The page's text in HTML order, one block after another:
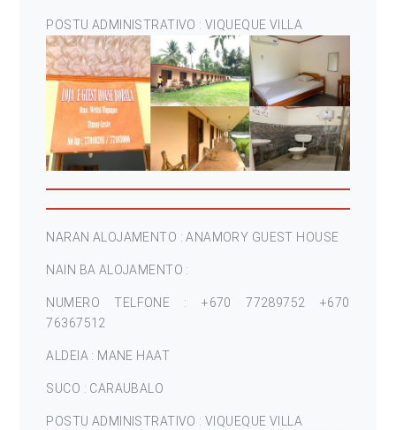
POSTU ADMINISTRATIVO : VIQUEQUE VILLA
NARAN ALOJAMENTO : ANAMORY GUEST HOUSE
NAIN BA ALOJAMENTO :
NUMERO TELFONE : +670 77289752 +670
76367512
ALDEIA : MANE HAAT
SUCO : CARAUBALO
POSTU ADMINISTRATIVO : VIQUEQUE VILLA